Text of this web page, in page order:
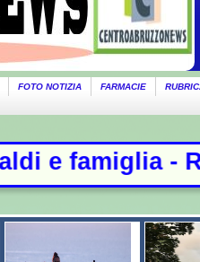
FOTO NOTIZIA FARMACIE